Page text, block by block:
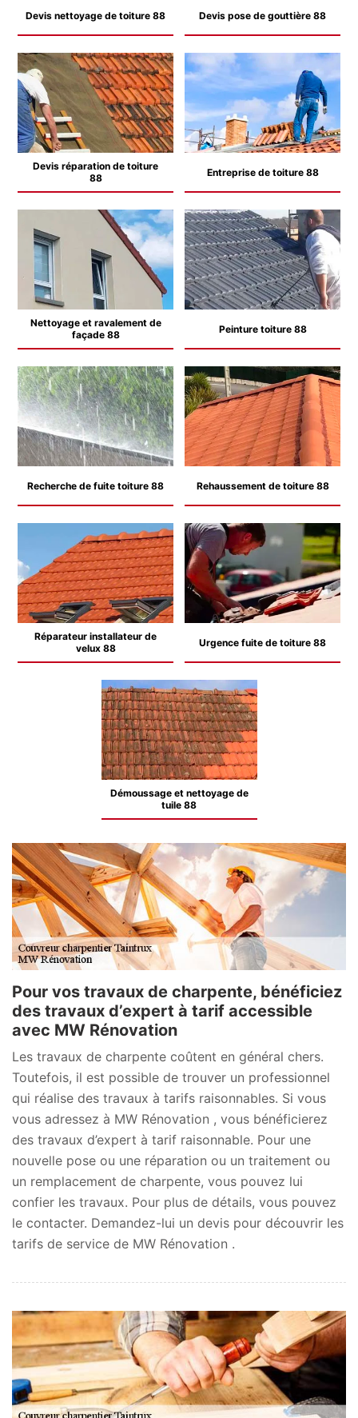
Devis nettoyage de toiture 88 Devis pose de gouttière 88
Devis réparation de toiture
88
Entreprise de toiture 88
Nettoyage et ravalement de
façade 88
Peinture toiture 88
Recherche de fuite toiture 88 Rehaussement de toiture 88
Réparateur installateur de
velux 88
Urgence fuite de toiture 88
Démoussage et nettoyage de
tuile 88
Pour vos travaux de charpente, bénéficiez
des travaux d’expert à tarif accessible
avec MW Rénovation
Les travaux de charpente coûtent en général chers.
Toutefois, il est possible de trouver un professionnel
qui réalise des travaux à tarifs raisonnables. Si vous
vous adressez à MW Rénovation , vous bénéficierez
des travaux d’expert à tarif raisonnable. Pour une
nouvelle pose ou une réparation ou un traitement ou
un remplacement de charpente, vous pouvez lui
confier les travaux. Pour plus de détails, vous pouvez
le contacter. Demandez-lui un devis pour découvrir les
tarifs de service de MW Rénovation .